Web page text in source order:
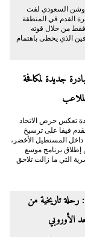
السعودي لفت
القدم في المنطقة
من خلال قوته
الذي يحظى باهتمام
جديدة لمكافحة
تعكس حرص الاتحاد
فيفا على ترسيخ
داخل المستطيل الأخضر،
إطلاق برنامج موسع
التي ما زالت تلاحق
رحلة تاريخية من
الأوروبي